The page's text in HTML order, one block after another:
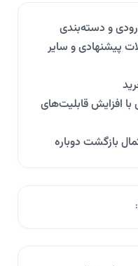
و دسته‌بندی
پیشنهادی و سایر
افزایش قابلیت‌های
بازگشت دوباره